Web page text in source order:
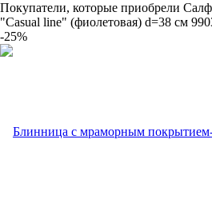
Покупатели, которые приобрели
"Сasual line" (фиолетовая) d=38 см
-25%